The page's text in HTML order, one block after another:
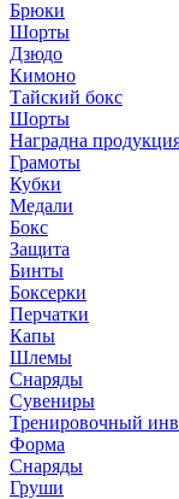
Брюки
Шорты
Дзюдо
Кимоно
Тайский бокс
Шорты
Наградна
Грамоты
Кубки
Медали
Бокс
Защита
Бинты
Боксерки
Перчатки
Капы
Шлемы
Снаряды
Сувениры
Тренировочный
Форма
Снаряды
Груши